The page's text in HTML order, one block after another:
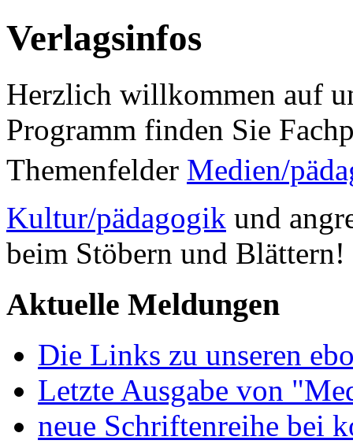
Verlagsinfos
Herzlich willkommen auf
Programm finden Sie
Themenfelder Medien/
Kultur/pädagogik und
beim Stöbern und Blättern!
Aktuelle Meldungen
Die Links zu unseren
Letzte Ausgabe von
neue Schriftenreihe bei